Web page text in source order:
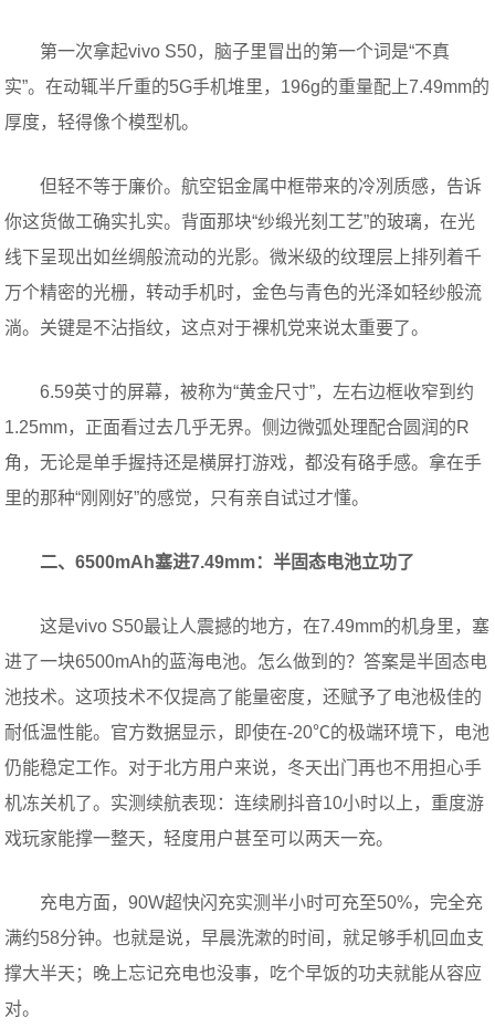
第一次拿起vivo S50，脑子里冒出的第一个词是“不真
实”。在动辄半斤重的5G手机堆里，196g的重量配上7.49mm的
厚度，轻得像个模型机。
但轻不等于廉价。航空铝金属中框带来的冷冽质感，告诉
你这货做工确实扎实。背面那块“纱缎光刻工艺”的玻璃，在光
线下呈现出如丝绸般流动的光影。微米级的纹理层上排列着千
万个精密的光栅，转动手机时，金色与青色的光泽如轻纱般流
淌。关键是不沾指纹，这点对于裸机党来说太重要了。
6.59英寸的屏幕，被称为“黄金尺寸”，左右边框收窄到约
1.25mm，正面看过去几乎无界。侧边微弧处理配合圆润的R
角，无论是单手握持还是横屏打游戏，都没有硌手感。拿在手
里的那种“刚刚好”的感觉，只有亲自试过才懂。
二、6500mAh塞进7.49mm：半固态电池立功了
这是vivo S50最让人震撼的地方，在7.49mm的机身里，塞
进了一块6500mAh的蓝海电池。怎么做到的？答案是半固态电
池技术。这项技术不仅提高了能量密度，还赋予了电池极佳的
耐低温性能。官方数据显示，即使在-20℃的极端环境下，电池
仍能稳定工作。对于北方用户来说，冬天出门再也不用担心手
机冻关机了。实测续航表现：连续刷抖音10小时以上，重度游
戏玩家能撑一整天，轻度用户甚至可以两天一充。
充电方面，90W超快闪充实测半小时可充至50%，完全充
满约58分钟。也就是说，早晨洗漱的时间，就足够手机回血支
撑大半天；晚上忘记充电也没事，吃个早饭的功夫就能从容应
对。